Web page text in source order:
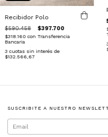
Recibidor Polo
$590.458 $397.700
$318.160con Transferencia
Bancaria
3 cuotas sin interés de
$132.566,67
SUSCRIBITE A NUESTRO